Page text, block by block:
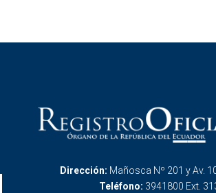
Dirección: Mañosca Nº 201 y Av.
Teléfono: 3941800 Ext.